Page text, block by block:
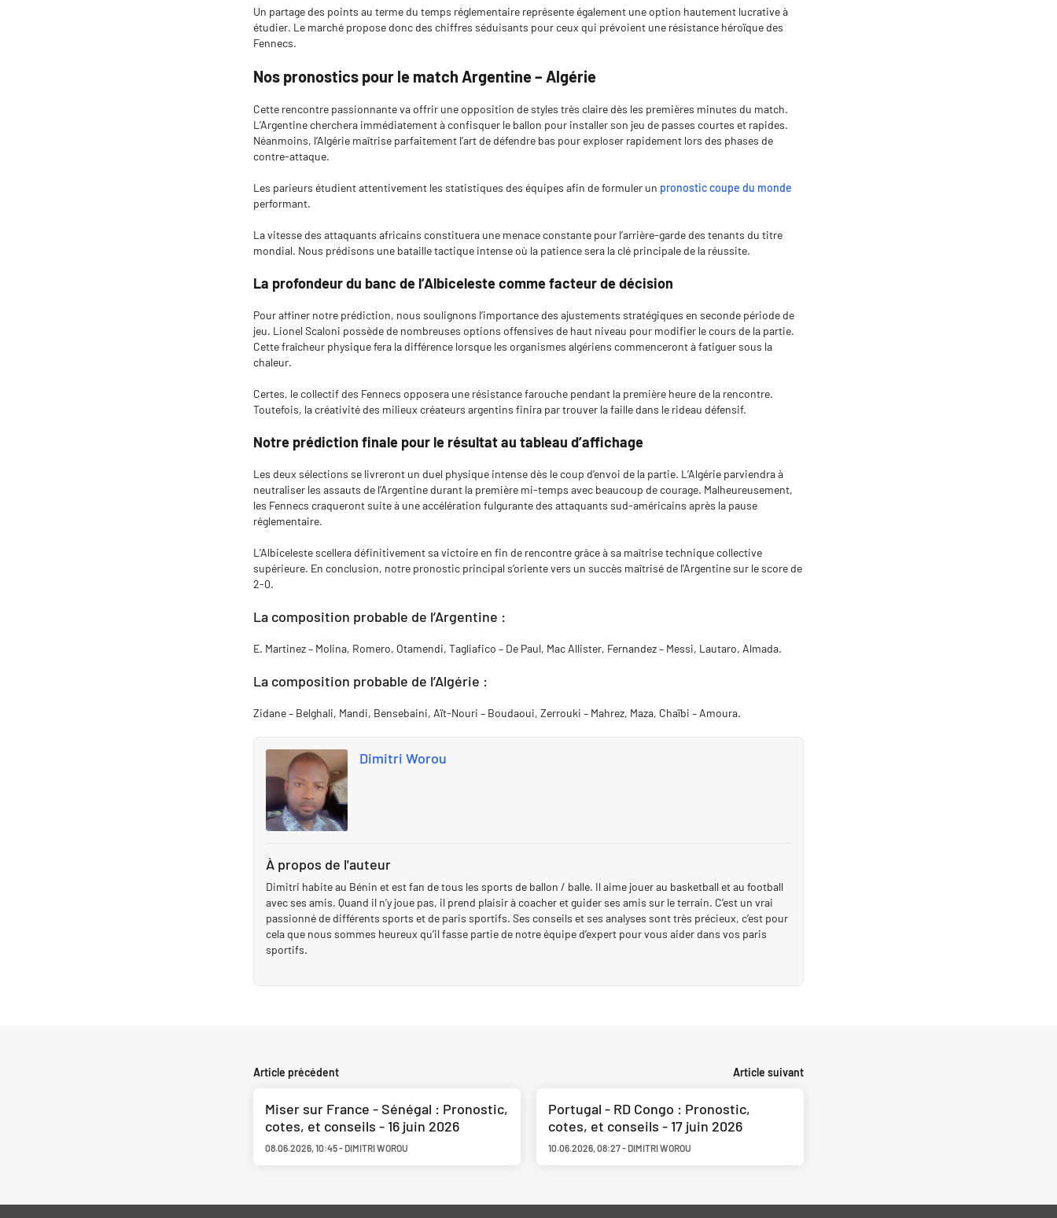
Un partage des points au terme du temps réglementaire représente également une option hautement lucrative à
étudier. Le marché propose donc des chiffres séduisants pour ceux qui prévoient une résistance héroïque des
Fennecs.
Nos pronostics pour le match Argentine – Algérie
Cette rencontre passionnante va offrir une opposition de styles très claire dès les premières minutes du match.
L’Argentine cherchera immédiatement à confisquer le ballon pour installer son jeu de passes courtes et rapides.
Néanmoins, l’Algérie maîtrise parfaitement l’art de défendre bas pour exploser rapidement lors des phases de
contre-attaque.
Les parieurs étudient attentivement les statistiques des équipes afin de formuler un pronostic coupe du monde
performant.
La vitesse des attaquants africains constituera une menace constante pour l’arrière-garde des tenants du titre
mondial. Nous prédisons une bataille tactique intense où la patience sera la clé principale de la réussite.
La profondeur du banc de l’Albiceleste comme facteur de décision
Pour affiner notre prédiction, nous soulignons l’importance des ajustements stratégiques en seconde période de
jeu. Lionel Scaloni possède de nombreuses options offensives de haut niveau pour modifier le cours de la partie.
Cette fraîcheur physique fera la différence lorsque les organismes algériens commenceront à fatiguer sous la
chaleur.
Certes, le collectif des Fennecs opposera une résistance farouche pendant la première heure de la rencontre.
Toutefois, la créativité des milieux créateurs argentins finira par trouver la faille dans le rideau défensif.
Notre prédiction finale pour le résultat au tableau d’affichage
Les deux sélections se livreront un duel physique intense dès le coup d’envoi de la partie. L’Algérie parviendra à
neutraliser les assauts de l’Argentine durant la première mi-temps avec beaucoup de courage. Malheureusement,
les Fennecs craqueront suite à une accélération fulgurante des attaquants sud-américains après la pause
réglementaire.
L’Albiceleste scellera définitivement sa victoire en fin de rencontre grâce à sa maîtrise technique collective
supérieure. En conclusion, notre pronostic principal s’oriente vers un succès maîtrisé de l’Argentine sur le score de
2-0.
La composition probable de l’Argentine :
E. Martinez – Molina, Romero, Otamendi, Tagliafico – De Paul, Mac Allister, Fernandez – Messi, Lautaro, Almada.
La composition probable de l’Algérie :
Zidane – Belghali, Mandi, Bensebaini, Aït-Nouri – Boudaoui, Zerrouki – Mahrez, Maza, Chaïbi – Amoura.
Dimitri Worou
À propos de l'auteur
Dimitri habite au Bénin et est fan de tous les sports de ballon / balle. Il aime jouer au basketball et au football
avec ses amis. Quand il n’y joue pas, il prend plaisir à coacher et guider ses amis sur le terrain. C’est un vrai
passionné de différents sports et de paris sportifs. Ses conseils et ses analyses sont très précieux, c’est pour
cela que nous sommes heureux qu’il fasse partie de notre équipe d’expert pour vous aider dans vos paris
sportifs.
Article précédent
Miser sur France - Sénégal : Pronostic,
cotes, et conseils - 16 juin 2026
08.06.2026,10:45- DIMITRI WOROU
Article suivant
Portugal - RD Congo : Pronostic,
cotes, et conseils - 17 juin 2026
10.06.2026,08:27- DIMITRI WOROU